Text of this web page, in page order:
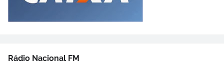
Rádio Nacional FM